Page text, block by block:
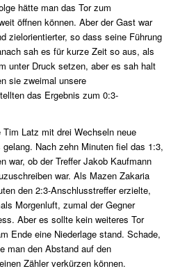
hätte man das Tor zum
öffnen können. Aber der Gast war
zielorientierter, so dass seine Führung
sah es für kurze Zeit so aus, als
unter Druck setzen, aber es sah halt
sie zweimal unsere
das Ergebnis zum 0:3-
Tim Latz mit drei Wechseln neue
Nach zehn Minuten fiel das 1:3,
war, ob der Treffer Jakob Kaufmann
war. Als Mazen Zakaria
den 2:3-Anschlusstreffer erzielte,
Morgenluft, zumal der Gegner
Aber es sollte kein weiteres Tor
Ende eine Niederlage stand. Schade,
man den Abstand auf den
Zähler verkürzen können.